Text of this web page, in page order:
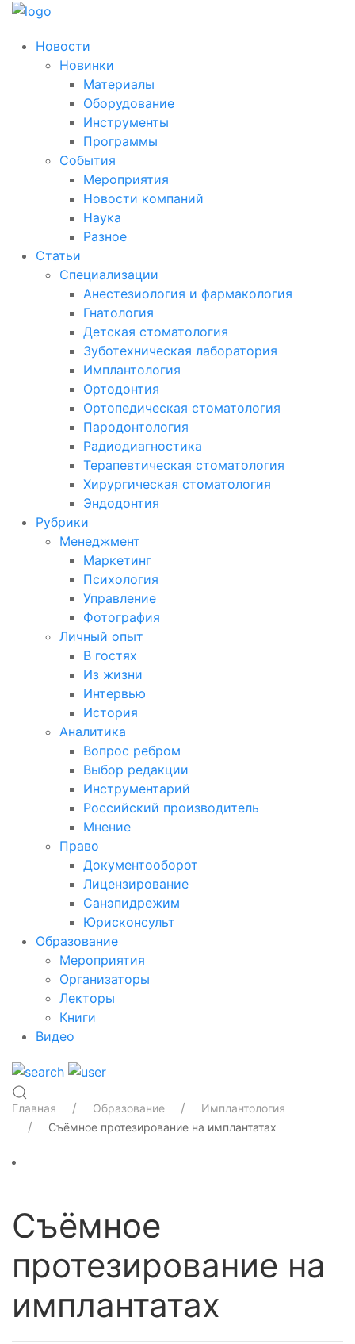
Новости
Новинки
Материалы
Оборудование
Инструменты
Программы
События
Мероприятия
Новости компаний
Наука
Разное
Статьи
Специализации
Анестезиология и фармакология
Гнатология
Детская стоматология
Зуботехническая лаборатория
Имплантология
Ортодонтия
Ортопедическая стоматология
Пародонтология
Радиодиагностика
Терапевтическая стоматология
Хирургическая стоматология
Эндодонтия
Рубрики
Менеджмент
Маркетинг
Психология
Управление
Фотография
Личный опыт
В гостях
Из жизни
Интервью
История
Аналитика
Вопрос ребром
Выбор редакции
Инструментарий
Российский производитель
Мнение
Право
Документооборот
Лицензирование
Санэпидрежим
Юрисконсульт
Образование
Мероприятия
Организаторы
Лекторы
Книги
Видео
Главная Образование
Имплантология
Съëмное протезирование на имплантатах
Съëмное
протезирование на
имплантатах